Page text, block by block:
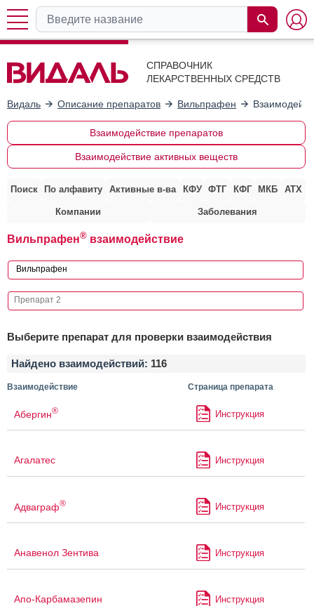
СПРАВОЧНИК
ЛЕКАРСТВЕННЫХ СРЕДСТВ
Видаль Описание препаратов Вильпрафен
Взаимодействие препаратов
Взаимодействие активных веществ
Поиск По алфавиту Активные в-ва КФУ ФТГ КФГ МКБ АТХ
Компании Заболевания
Вильпрафен® взаимодействие
Выберите препарат для проверки взаимодействия
Найдено взаимодействий: 116
Взаимодействие Страница препарата
Абергин® Инструкция
Агалатес Инструкция
Адваграф® Инструкция
Анавенол Зентива Инструкция
Апо-Карбамазепин Инструкция